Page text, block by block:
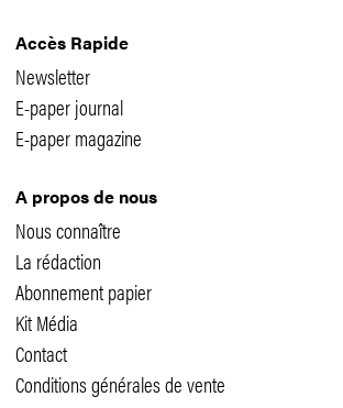
Accès Rapide
Newsletter
E-paper journal
E-paper magazine
A propos de nous
Nous connaître
La rédaction
Abonnement papier
Kit Média
Contact
Conditions générales de vente